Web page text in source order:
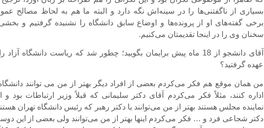
بسیاری از ناگفتنی‌ها را در سینه‌اش نگه دارد و البته ما هم به لحاظ مصالح
برخی گفته‌های او از پرونده‌ها و اوضاع سابق دانشگاه را نشنیده گرفتیم و بخشی
سخنان وی را در اینجا تقدیمتان می‌کنیم.
آقای دانشجو از 18 ماه پیش برایمان بگویید؛ چطور شد که ریاست دانشگاه آزاد
عهده گرفتید؟
من همان موقع هم فکر می‌کردم بعضی از افراد دیگر بهتر از من می توانند دانشگاه
اداره کنند، مثلاً فکر می‌کردم آقای دکتر سلیمانی که قبلاً وزیر ارتباطات بود و
نماینده مجلس هستند بهتر از من می‌توانند یا دکتر رهبر که رئیس دانشگاه تهران
دکتر شجاعی فرد و … فکر می‌کردم اینها بهتر از من می‌توانند ولی بعضی از این